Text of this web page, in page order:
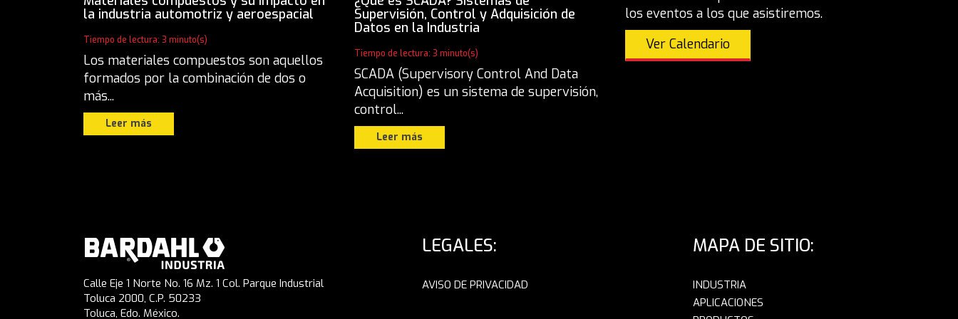
la industria automotriz y aeroespacial
Tiempo de lectura: 3 minuto(s)
Los materiales compuestos son aquellos
formados por la combinación de dos o
más...
Leer más
Supervisión, Control y Adquisición de
Datos en la Industria
Tiempo de lectura: 3 minuto(s)
SCADA (Supervisory Control And Data
Acquisition) es un sistema de supervisión,
control...
Leer más
los eventos a los que asistiremos.
Ver Calendario
Calle Eje 1 Norte No. 16 Mz. 1 Col. Parque Industrial
Toluca 2000, C.P. 50233
Toluca, Edo. México.
LEGALES:
AVISO DE PRIVACIDAD
MAPA DE SITIO:
INDUSTRIA
APLICACIONES